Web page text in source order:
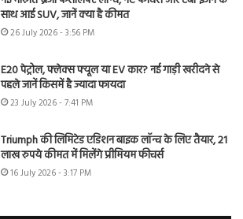
साथ आई SUV, जानें क्या है कीमत
26 July 2026 - 3:56 PM
E20 पेट्रोल, फ्लेक्स फ्यूल या EV कार? नई गाड़ी खरीदने से
पहले जानें किसमें है ज्यादा फायदा
23 July 2026 - 7:41 PM
Triumph की लिमिटेड एडिशन बाइक लॉन्च के लिए तैयार, 21
लाख रुपये कीमत में मिलेंगे प्रीमियम फीचर्स
16 July 2026 - 3:17 PM